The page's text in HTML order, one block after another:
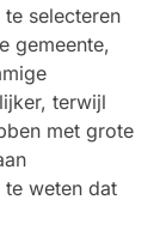
selecteren
gemeente,
terwijl
met grote
weten dat